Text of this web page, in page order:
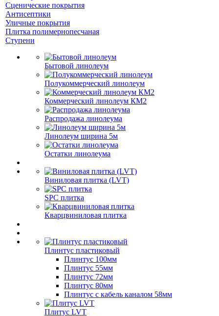
Сценические покрытия
Антисептики
Уличные покрытия
Плитка полимернопесчаная
Ступени
Бытовой линолеум
Полукоммерческий линолеум
Коммерческий линолеум КМ2
Распродажа линолеума
Линолеум ширина 5м
Остатки линолеума
Виниловая плитка (LVT)
SPC плитка
Кварцвиниловая плитка
Плинтус пластиковый
Плинтус 100мм
Плинтус 55мм
Плинтус 72мм
Плинтус 80мм
Плинтус с кабель каналом 58мм
Плитус LVT